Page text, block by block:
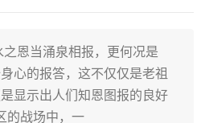
恩当涌泉相报，更何况是
心的报答，这不仅仅是老祖
显示出人们知恩图报的良好
的战场中，一